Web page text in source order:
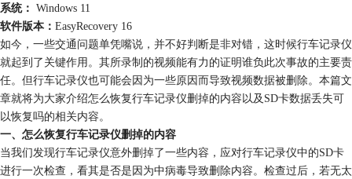
系统： Windows 11
软件版本： EasyRecovery 16
如今，一些交通问题单凭嘴说，并不好判断是非对错，这时候行车记录仪
就起到了关键作用。其所录制的视频能有力的证明谁负此次事故的主要责
任。但行车记录仪也可能会因为一些原因而导致视频数据被删除。本篇文
章就将为大家介绍怎么恢复行车记录仪删掉的内容以及SD卡数据丢失可
以恢复吗的相关内容。
一、怎么恢复行车记录仪删掉的内容
当我们发现行车记录仪意外删掉了一些内容，应对行车记录仪中的SD卡
进行一次检查，看其是否是因为中病毒导致删除内容。检查过后，若无太